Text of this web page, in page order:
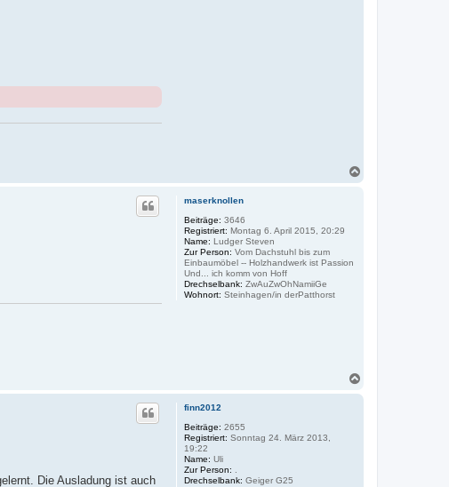
maserknollen
Beiträge: 3646
Registriert: Montag 6. April 2015, 20:29
Name: Ludger Steven
Zur Person: Vom Dachstuhl bis zum
Einbaumöbel -- Holzhandwerk ist Passion
Und... ich komm von Hoff
Drechselbank: ZwAuZwOhNamiiGe
Wohnort: Steinhagen/in derPatthorst
finn2012
Beiträge: 2655
Registriert: Sonntag 24. März 2013,
19:22
Name: Uli
Zur Person: .
Drechselbank: Geiger G25
Die Ausladung ist auch